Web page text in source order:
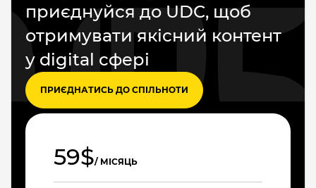
приєднуйся до UDC, щоб
отримувати якісний контент
у digital сфері
ПРИЄДНАТИСЬ ДО СПІЛЬНОТИ
59$/ МІСЯЦЬ